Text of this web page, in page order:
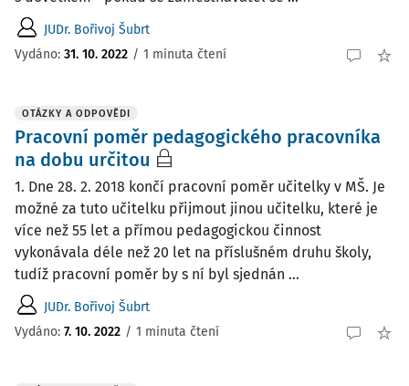
JUDr. Bořivoj Šubrt
Vydáno: 31. 10. 2022 / 1 minuta čtení
OTÁZKY A ODPOVĚDI
Pracovní poměr pedagogického pracovníka
na dobu určitou
1. Dne 28. 2. 2018 končí pracovní poměr učitelky v MŠ. Je
možné za tuto učitelku přijmout jinou učitelku, které je
více než 55 let a přímou pedagogickou činnost
vykonávala déle než 20 let na příslušném druhu školy,
tudíž pracovní poměr by s ní byl sjednán ...
JUDr. Bořivoj Šubrt
Vydáno: 7. 10. 2022 / 1 minuta čtení